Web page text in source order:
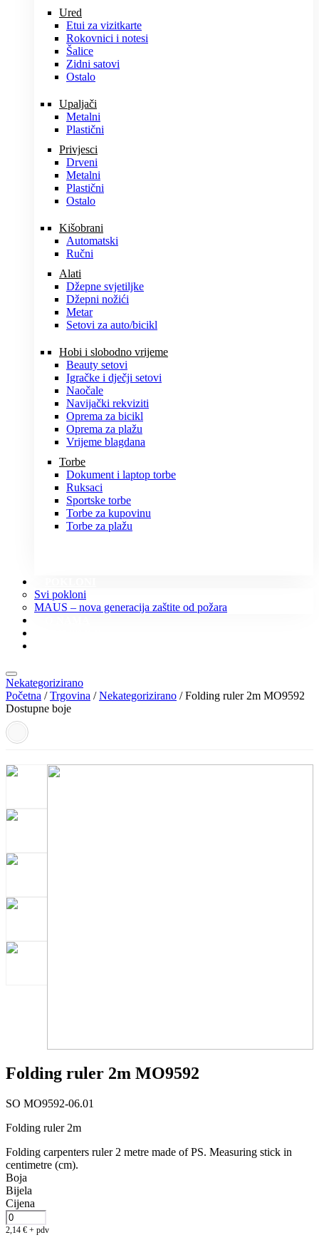
Ured
Etui za vizitkarte
Rokovnici i notesi
Šalice
Zidni satovi
Ostalo
Upaljači
Metalni
Plastični
Privjesci
Drveni
Metalni
Plastični
Ostalo
Kišobrani
Automatski
Ručni
Alati
Džepne svjetiljke
Džepni nožići
Metar
Setovi za auto/bicikl
Hobi i slobodno vrijeme
Beauty setovi
Igračke i dječji setovi
Naočale
Navijački rekviziti
Oprema za bicikl
Oprema za plažu
Vrijeme blagdana
Torbe
Dokument i laptop torbe
Ruksaci
Sportske torbe
Torbe za kupovinu
Torbe za plažu
Svi pokloni
MAUS – nova generacija zaštite od požara
Nekategorizirano
Početna /Trgovina /Nekategorizirano / Folding ruler 2m MO9592
Dostupne boje
Folding ruler 2m MO9592
SO MO9592-06.01
Folding ruler 2m
Folding carpenters ruler 2 metre made of PS. Measuring stick in
centimetre (cm).
Boja
Bijela
Cijena
2,14 € + pdv